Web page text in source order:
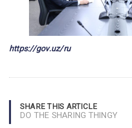
https://gov.uz/ru
SHARE THIS ARTICLE
DO THE SHARING THINGY